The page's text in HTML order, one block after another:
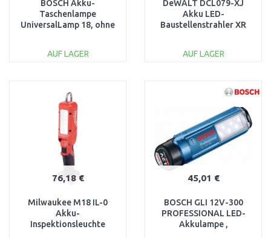
BOSCH Akku-
Taschenlampe
UniversalLamp 18, ohne
AUF LAGER
Vergleichen
DeWALT DCL079-XJ
Akku LED-
Baustellenstrahler XR
AUF LAGER
76,18 €
Milwaukee M18 IL-0
Akku-
Inspektionsleuchte
45,01 €
BOSCH GLI 12V-300
PROFESSIONAL LED-
Akkulampe ,